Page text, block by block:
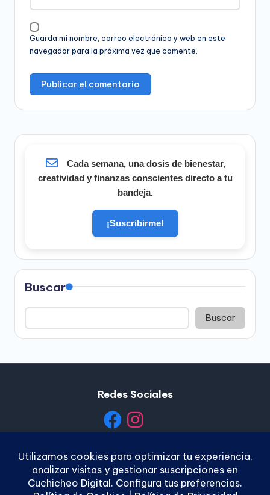
Guarda mi nombre, correo electrónico y web en este
navegador para la próxima vez que comente.
Cada semana, una dosis de bienestar,
creatividad y finanzas conscientes directo a tu
bandeja.
¡Suscribirme!
Buscar
Buscar
Redes Sociales
Política de Privacidad | Política de Cookies | Términos y
Condiciones | Contacto